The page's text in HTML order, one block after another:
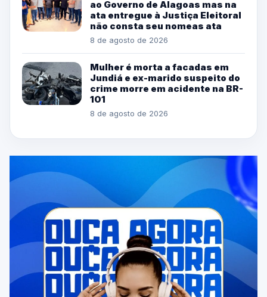
ao Governo de Alagoas mas na
ata entregue à Justiça Eleitoral
não consta seu nomeas ata
8 de agosto de 2026
Mulher é morta a facadas em
Jundiá e ex-marido suspeito do
crime morre em acidente na BR-
101
8 de agosto de 2026